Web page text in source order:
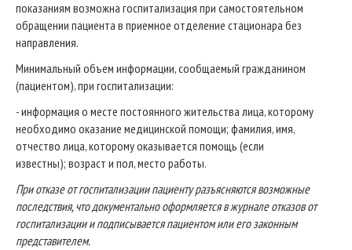
показаниям возможна госпитализация при самостоятельном
обращении пациента в приемное отделение стационара без
направления.
Минимальный объем информации, сообщаемый гражданином
(пациентом), при госпитализации:
- информация о месте постоянного жительства лица, которому
необходимо оказание медицинской помощи; фамилия, имя,
отчество лица, которому оказывается помощь (если
известны); возраст и пол, место работы.
При отказе от госпитализации пациенту разъясняются возможные
последствия, что документально оформляется в журнале отказов от
госпитализации и подписывается пациентом или его законным
представителем.